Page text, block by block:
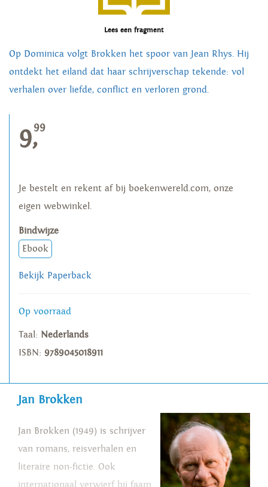
Lees een fragment
Op Dominica volgt Brokken het spoor van Jean Rhys. Hij
ontdekt het eiland dat haar schrijverschap tekende: vol
verhalen over liefde, conflict en verloren grond.
9,99
Je bestelt en rekent af bij boekenwereld.com, onze
eigen webwinkel.
Bindwijze
Ebook
Bekijk Paperback
Op voorraad
Taal: Nederlands
ISBN: 9789045018911
Jan Brokken
Jan Brokken (1949) is schrijver
van romans, reisverhalen en
literaire non-fictie. Ook